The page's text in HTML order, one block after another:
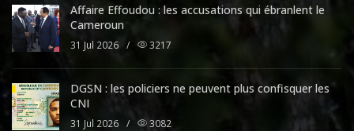
Affaire Effoudou : les accusations qui ébranlent le
Cameroun
31 Jul 2026 / 3217
DGSN : les policiers ne peuvent plus confisquer les
CNI
31 Jul 2026 / 3082